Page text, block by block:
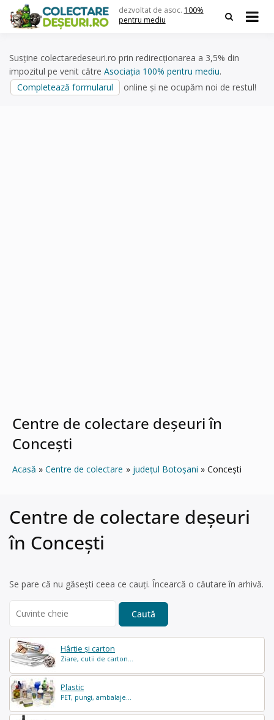
content
dezvoltat de asoc. 100%
pentru mediu
Susține colectaredeseuri.ro prin redirecționarea a 3,5% din
impozitul pe venit către Asociația 100% pentru mediu.
Completează formularul
online și ne ocupăm noi de restul!
Centre de colectare deșeuri în
Conceşti
Acasă Centre de colectare județul Botoșani Conceşti
Hârtie și carton
Ziare, cutii de carton...
Plastic
PET, pungi, ambalaje...
Centre de colectare deșeuri
în Conceşti
Se pare că nu găsești ceea ce cauți. Încearcă o căutare în arhivă.
for: